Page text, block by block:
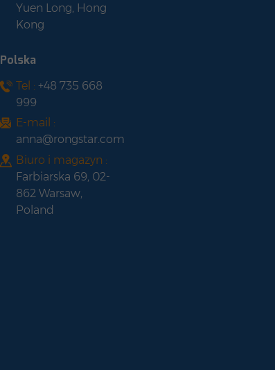
Yuen Long, Hong
Kong
Polska
Tel :+48 735 668
999
E-mail :
anna@rongstar.com
Biuro i magazyn :
Farbiarska 69, 02-
862 Warsaw,
Poland